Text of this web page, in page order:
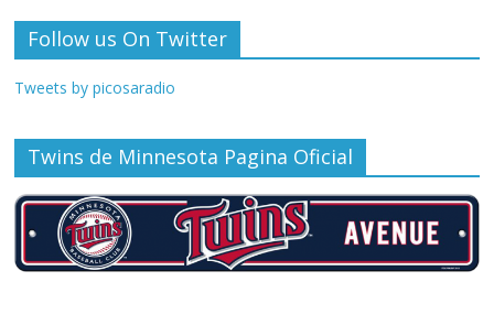
Follow us On Twitter
Tweets by picosaradio
Twins de Minnesota Pagina Oficial